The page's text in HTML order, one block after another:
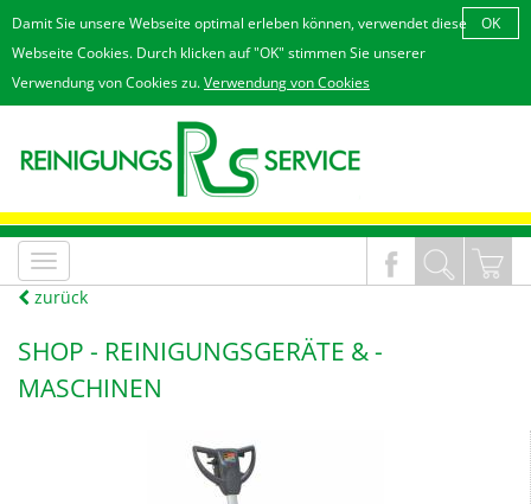
Damit Sie unsere Webseite optimal erleben können, verwendet diese
Webseite Cookies. Durch klicken auf "OK" stimmen Sie unserer
Verwendung von Cookies zu.Verwendung von Cookies
OK
MenÃ¼
an/aus
zurück
SHOP - REINIGUNGSGERÄTE & -
MASCHINEN